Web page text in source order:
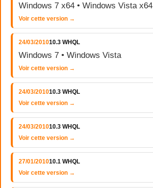
Windows 7 x64 • Windows Vista x64
Voir cette version →
24/03/201010.3 WHQL
Windows 7 • Windows Vista
Voir cette version →
24/03/201010.3 WHQL
Voir cette version →
24/03/201010.3 WHQL
Voir cette version →
27/01/201010.1 WHQL
Voir cette version →